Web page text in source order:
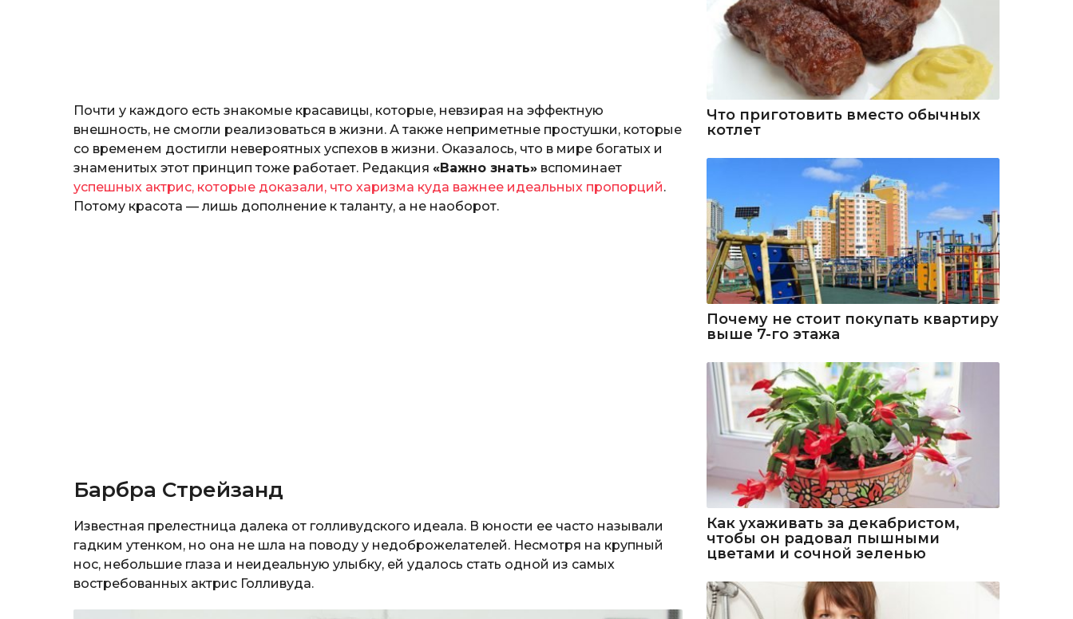
Почти у каждого есть знакомые красавицы, которые, невзирая на эффектную
внешность, не смогли реализоваться в жизни. А также неприметные простушки, которые
со временем достигли невероятных успехов в жизни. Оказалось, что в мире богатых и
знаменитых этот принцип тоже работает. Редакция «Важно знать» вспоминает
успешных актрис, которые доказали, что харизма куда важнее идеальных пропорций.
Потому красота — лишь дополнение к таланту, а не наоборот.
Барбра Стрейзанд
Известная прелестница далека от голливудского идеала. В юности ее часто называли
гадким утенком, но она не шла на поводу у недоброжелателей. Несмотря на крупный
нос, небольшие глаза и неидеальную улыбку, ей удалось стать одной из самых
востребованных актрис Голливуда.
Что приготовить вместо обычных
котлет
Почему не стоит покупать квартиру
выше 7-го этажа
Как ухаживать за декабристом,
чтобы он радовал пышными
цветами и сочной зеленью